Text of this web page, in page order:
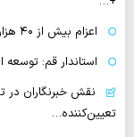
اعزام بیش از ۴۰ هزار زائر اربعین از پایانه‌های قم به مرزهای عراق
استاندار قم:
نقش خبرنگاران در
تعیین‌کننده…